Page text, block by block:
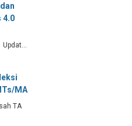
4.0
Updat…
MA
TA